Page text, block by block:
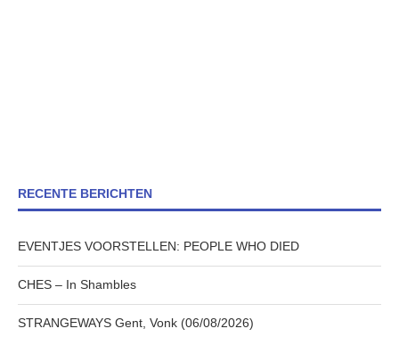
RECENTE BERICHTEN
EVENTJES VOORSTELLEN: PEOPLE WHO DIED
CHES – In Shambles
STRANGEWAYS Gent, Vonk (06/08/2026)